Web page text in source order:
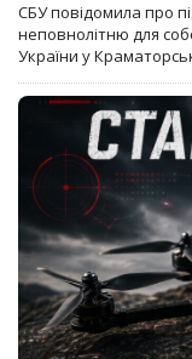
СБУ повідомила про
неповнолітню для
України у